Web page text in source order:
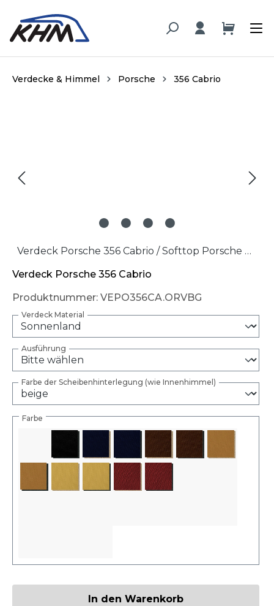
springen
Verdecke & Himmel Porsche 356 Cabrio
Verdeck Porsche 356 Cabrio / Softtop Porsche 356 Cabriolet
Verdeck Porsche 356 Cabrio
Produktnummer: VEPO356CA.ORVBG
Verdeck Material
Ausführung
Farbe der Scheibenhinterlegung (wie Innenhimmel)
Farbe
Produkt Anzahl: Gib den
In den Warenkorb